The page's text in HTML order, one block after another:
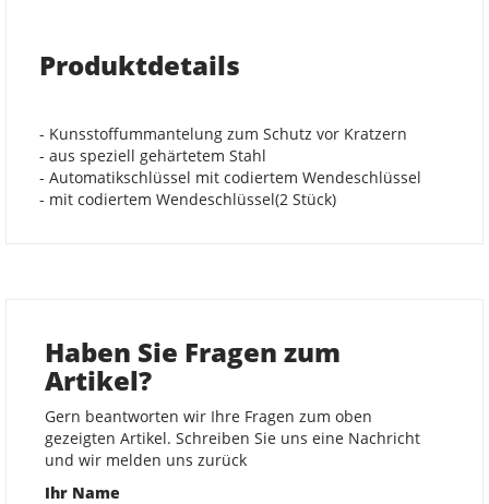
Produktdetails
- Kunsstoffummantelung zum Schutz vor Kratzern
- aus speziell gehärtetem Stahl
- Automatikschlüssel mit codiertem Wendeschlüssel
- mit codiertem Wendeschlüssel(2 Stück)
Haben Sie Fragen zum
Artikel?
Gern beantworten wir Ihre Fragen zum oben
gezeigten Artikel. Schreiben Sie uns eine Nachricht
und wir melden uns zurück
Ihr Name